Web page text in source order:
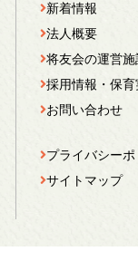
新着情報
法人概要
将友会の運営施
採用情報・保育
お問い合わせ
プライバシー
サイトマップ